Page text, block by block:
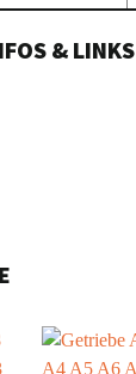
& LINKS